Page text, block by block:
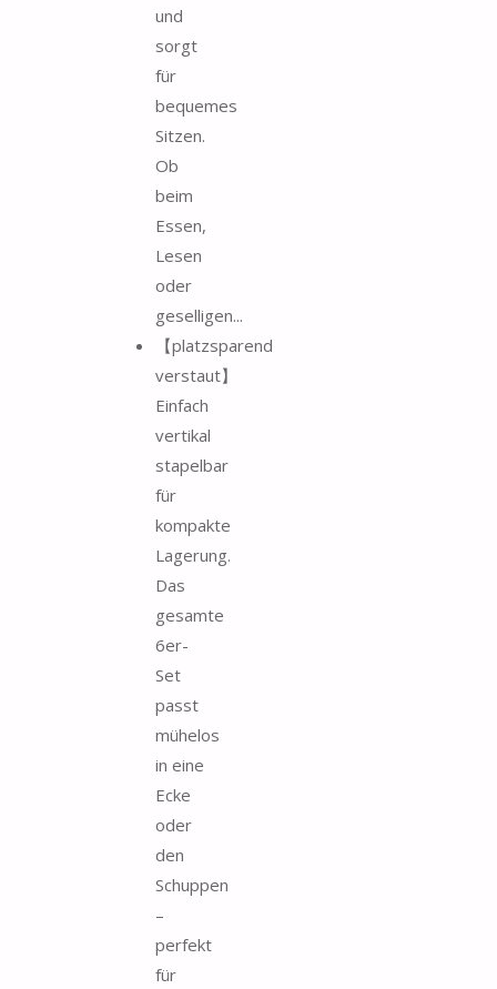
und
sorgt
für
bequemes
Sitzen.
Ob
beim
Essen,
Lesen
oder
geselligen...
【platzsparend
verstaut】
Einfach
vertikal
stapelbar
für
kompakte
Lagerung.
Das
gesamte
6er-
Set
passt
mühelos
in eine
Ecke
oder
den
Schuppen
–
perfekt
für